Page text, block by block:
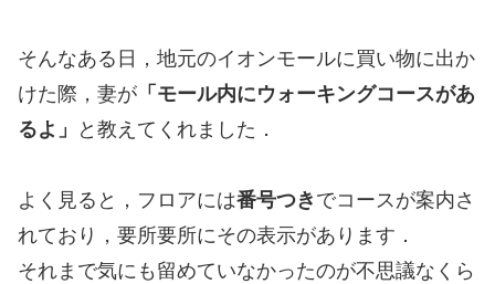
そんなある日，地元のイオンモールに買い物に出か
けた際，妻が 「モール内にウォーキングコースがあ
るよ」
と教えてくれました．
よく見ると，フロアには番号つき でコースが案内さ
れており，要所要所にその表示があります．
それまで気にも留めていなかったのが不思議なくら